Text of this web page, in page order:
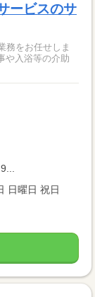
ービスのサ
務をお任せしま
日曜日 祝日